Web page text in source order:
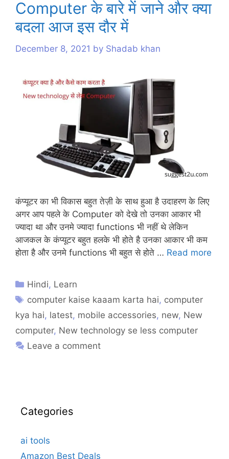
Computer के बारे में जाने और क्या
बदला आज इस दौर में
December 8, 2021 by Shadab khan
कंप्यूटर का भी विकास बहुत तेज़ी के साथ हुआ है उदाहरण के लिए
अगर आप पहले के Computer को देखे तो उनका आकार भी
ज्यादा था और उनमे ज्यादा functions भी नहीं थे लेकिन
आजकल के कंप्यूटर बहुत हलके भी होते है उनका आकार भी कम
होता है और उनमे functions भी बहुत से होते … Read more
s
Hindi, Learn
computer kaise kaaam karta hai, computer
kya hai, latest, mobile accessories, new, New
computer, New technology se less computer
Leave a comment
Categories
ai tools
Amazon Best Deals